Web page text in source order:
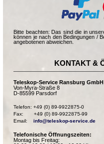
Bitte beachten: Das sind die in
können je nach den Bedingungen /
angebotenen abweichen.
KONTAKT &
Teleskop-Service Ransburg GmbH
Von-Myra-Straße 8
D-85599 Parsdorf
Telefon: +49 (0) 89-9922875-0
Fax:       +49 (0) 89-9922875-99
Email: info@teleskop-service.de
Telefonische Öffnungszeiten:
Montag bis Freitag: